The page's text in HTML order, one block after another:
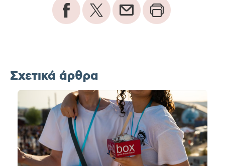
Σχετικά άρθρα